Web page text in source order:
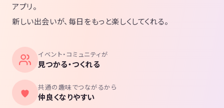
アプリ。
新しい出会いが、毎日をもっと楽しくしてくれる。
イベント・コミュニティが
見つかる・つくれる
共通の趣味でつながるから
仲良くなりやすい